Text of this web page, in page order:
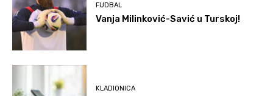
FUDBAL
Vanja Milinković-Savić u Turskoj!
KLADIONICA